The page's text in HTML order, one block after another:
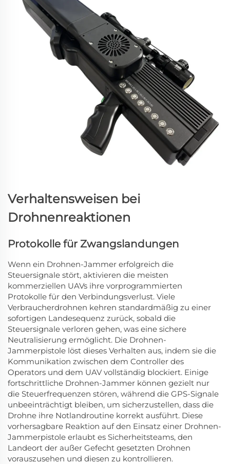
Verhaltensweisen bei
Drohnenreaktionen
Protokolle für Zwangslandungen
Wenn ein Drohnen-Jammer erfolgreich die
Steuersignale stört, aktivieren die meisten
kommerziellen UAVs ihre vorprogrammierten
Protokolle für den Verbindungsverlust. Viele
Verbraucherdrohnen kehren standardmäßig zu einer
sofortigen Landesequenz zurück, sobald die
Steuersignale verloren gehen, was eine sichere
Neutralisierung ermöglicht. Die Drohnen-
Jammerpistole löst dieses Verhalten aus, indem sie die
Kommunikation zwischen dem Controller des
Operators und dem UAV vollständig blockiert. Einige
fortschrittliche Drohnen-Jammer können gezielt nur
die Steuerfrequenzen stören, während die GPS-Signale
unbeeinträchtigt bleiben, um sicherzustellen, dass die
Drohne ihre Notlandroutine korrekt ausführt. Diese
vorhersagbare Reaktion auf den Einsatz einer Drohnen-
Jammerpistole erlaubt es Sicherheitsteams, den
Landeort der außer Gefecht gesetzten Drohnen
vorauszusehen und diesen zu kontrollieren.